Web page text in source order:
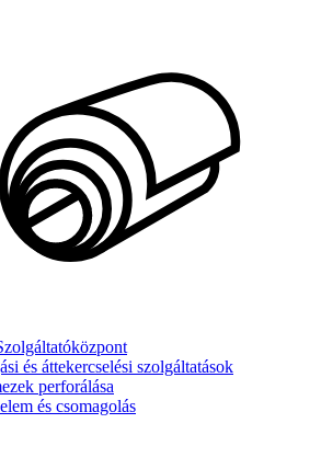
és áttekercselési szolgáltatások
perforálása
és csomagolás